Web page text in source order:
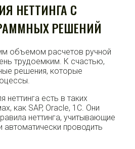
НЕТТИНГА С
РЕШЕНИЙ
объемом расчетов ручной
трудоемким. К счастью,
решения, которые
неттинга есть в таких
как SAP, Oracle, 1C. Они
неттинга, учитывающие
автоматически проводить